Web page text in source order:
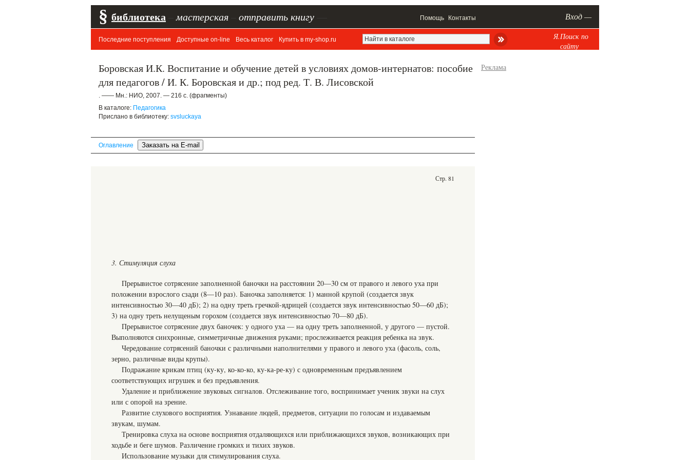
§ библиотека мастерская отправить книгу Помощь Контакты Вход —
Последние поступления Доступные on-line Весь каталог Купить в my-shop.ru
Я.Поиск по
сайту
Боровская И.К. Воспитание и обучение детей в условиях домов-интернатов: пособие
для педагогов / И. К. Боровская и др.; под ред. Т. В. Лисовской
. —— Мн.: НИО, 2007. — 216 с. (фрагменты)
В каталоге: Педагогика
Прислано в библиотеку: svsluckaya
Оглавление
Стр. 81
3. Стимуляция слуха
Прерывистое сотрясение заполненной баночки на расстоянии 20—30 см от правого и левого уха при
положении взрослого сзади (8—10 раз). Баночка заполняется: 1) манной крупой (создается звук
интенсивностью 30—40 дБ); 2) на одну треть гречкой-ядрицей (создается звук интенсивностью 50—60 дБ);
3) на одну треть нелущеным горохом (создается звук интенсивностью 70—80 дБ).
Прерывистое сотрясение двух баночек: у одного уха — на одну треть заполненной, у другого — пустой.
Выполняются синхронные, симметричные движения руками; прослеживается реакция ребенка на звук.
Чередование сотрясений баночки с различными наполнителями у правого и левого уха (фасоль, соль,
зерно, различные виды крупы).
Подражание крикам птиц (ку-ку, ко-ко-ко, ку-ка-ре-ку) с одновременным предъявлением
соответствующих игрушек и без предъявления.
Удаление и приближение звуковых сигналов. Отслеживание того, воспринимает ученик звуки на слух
или с опорой на зрение.
Развитие слухового восприятия. Узнавание людей, предметов, ситуации по голосам и издаваемым
звукам, шумам.
Тренировка слуха на основе восприятия отдаляющихся или приближающихся звуков, возникающих при
ходьбе и беге шумов. Различение громких и тихих звуков.
Использование музыки для стимулирования слуха.
Реклама